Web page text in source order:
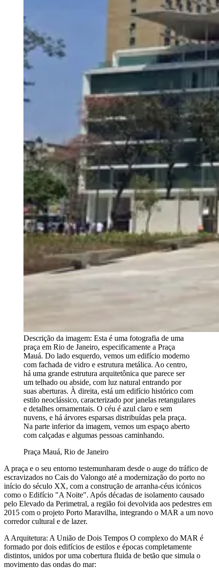
Descrição da imagem: Esta é uma fotografia de uma
praça em Rio de Janeiro, especificamente a Praça
Mauá. Do lado esquerdo, vemos um edifício moderno
com fachada de vidro e estrutura metálica. Ao centro,
há uma grande estrutura arquitetônica que parece ser
um telhado ou abside, com luz natural entrando por
suas aberturas. À direita, está um edifício histórico com
estilo neoclássico, caracterizado por janelas retangulares
e detalhes ornamentais. O céu é azul claro e sem
nuvens, e há árvores esparsas distribuídas pela praça.
Na parte inferior da imagem, vemos um espaço aberto
com calçadas e algumas pessoas caminhando.
Praça Mauá, Rio de Janeiro
A praça e o seu entorno testemunharam desde o auge do tráfico de
escravizados no Cais do Valongo até a modernização do porto no
início do século XX, com a construção de arranha-céus icónicos
como o Edifício "A Noite". Após décadas de isolamento causado
pelo Elevado da Perimetral, a região foi devolvida aos pedestres em
2015 com o projeto Porto Maravilha, integrando o MAR a um novo
corredor cultural e de lazer.
A Arquitetura: A União de Dois Tempos O complexo do MAR é
formado por dois edifícios de estilos e épocas completamente
distintos, unidos por uma cobertura fluida de betão que simula o
movimento das ondas do mar: